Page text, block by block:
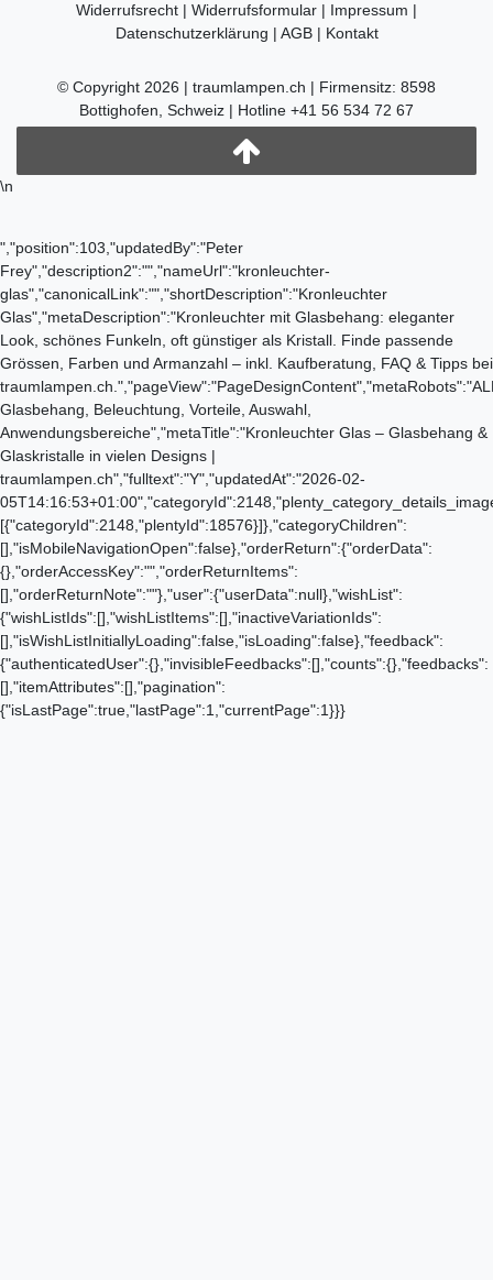
Widerrufsrecht | Widerrufsformular | Impressum |
Datenschutzerklärung | AGB | Kontakt
© Copyright 2026 | traumlampen.ch | Firmensitz: 8598
Bottighofen, Schweiz | Hotline +41 56 534 72 67
\n
","position":103,"updatedBy":"Peter
Frey","description2":"","nameUrl":"kronleuchter-
glas","canonicalLink":"","shortDescription":"Kronleuchter
Glas","metaDescription":"Kronleuchter mit Glasbehang: eleganter
Look, schönes Funkeln, oft günstiger als Kristall. Finde passende
Grössen, Farben und Armanzahl – inkl. Kaufberatung, FAQ & Tipps bei
Glasbehang, Beleuchtung, Vorteile, Auswahl,
Anwendungsbereiche","metaTitle":"Kronleuchter Glas – Glasbehang &
Glaskristalle in vielen Designs |
traumlampen.ch","fulltext":"Y","updatedAt":"2026-02-
[{"categoryId":2148,"plentyId":18576}]},"categoryChildren":
[],"isMobileNavigationOpen":false},"orderReturn":{"orderData":
{},"orderAccessKey":"","orderReturnItems":
[],"orderReturnNote":""},"user":{"userData":null},"wishList":
{"wishListIds":[],"wishListItems":[],"inactiveVariationIds":
[],"isWishListInitiallyLoading":false,"isLoading":false},"feedback":
{"authenticatedUser":{},"invisibleFeedbacks":[],"counts":{},"feedbacks":
[],"itemAttributes":[],"pagination":
{"isLastPage":true,"lastPage":1,"currentPage":1}}}